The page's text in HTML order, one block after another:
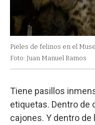
Pieles de felinos en el
Foto: Juan Manuel Ramos
Tiene pasillos
etiquetas. Dentro de
cajones. Y dentro